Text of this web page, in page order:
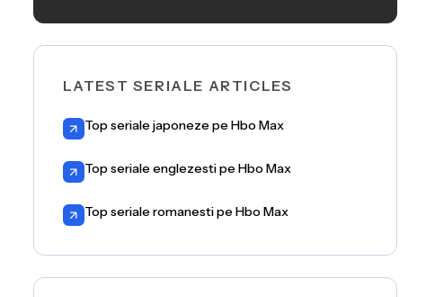
LATEST SERIALE ARTICLES
Top seriale japoneze pe Hbo Max
Top seriale englezesti pe Hbo Max
Top seriale romanesti pe Hbo Max